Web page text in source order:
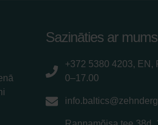
Sazināties ar mums
+372 5380 4203, EN,
0–17.00